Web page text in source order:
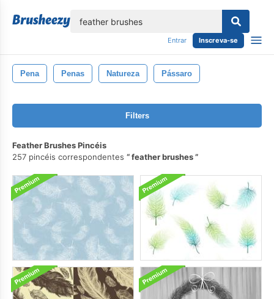
Entrar Inscreva-se
Pena Penas Natureza Pássaro
Filters
Feather Brushes Pincéis
257 pincéis correspondentes
feather brushes